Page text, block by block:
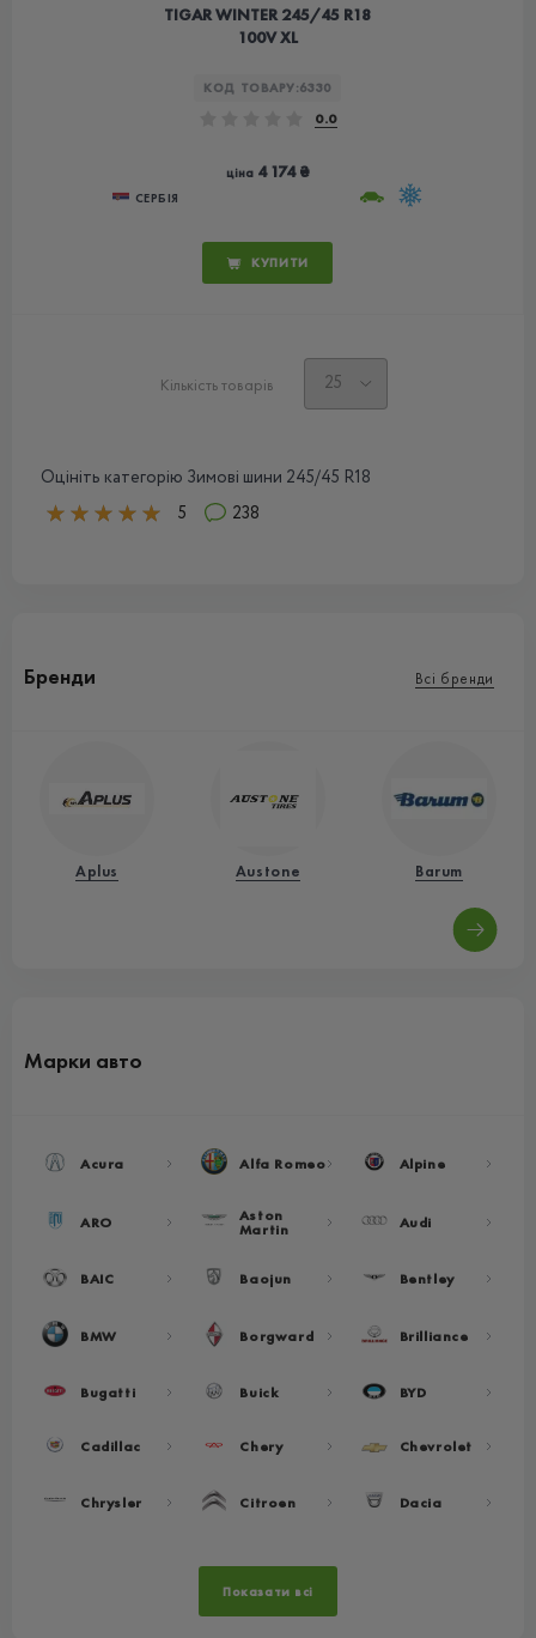
TIGAR WINTER 245/45 R18
100V XL
КОД ТОВАРУ:6330
0.0
ціна4 174 ₴
СЕРБІЯ
КУПИТИ
Кількість товарів
Оцініть категорію Зимові шини 245/45 R18
5
238
Бренди Всі бренди
Aplus Austone Barum
Марки авто
Acura Alfa Romeo Alpine
ARO Aston
Martin Audi
BAIC Baojun Bentley
BMW Borgward Brilliance
Bugatti Buick BYD
Cadillac Chery Chevrolet
Chrysler Citroen Dacia
Показати всі